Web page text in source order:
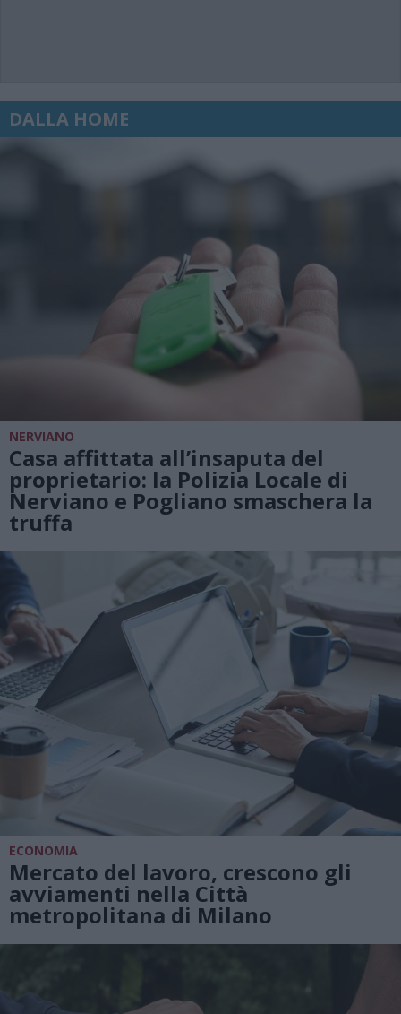
DALLA HOME
NERVIANO
Casa affittata all’insaputa del
proprietario: la Polizia Locale di
Nerviano e Pogliano smaschera la
truffa
ECONOMIA
Mercato del lavoro, crescono gli
avviamenti nella Città
metropolitana di Milano